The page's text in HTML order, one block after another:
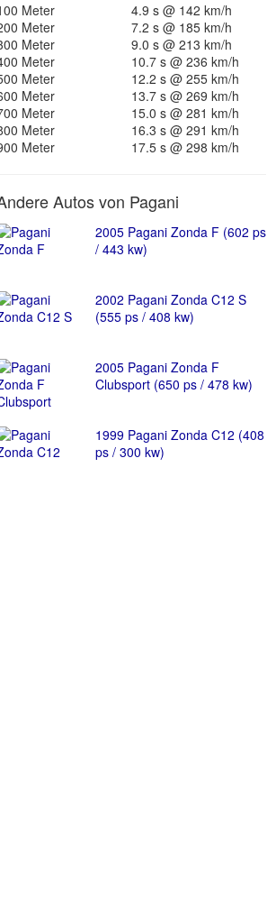
Meter
4.9 s @ 142 km/h
Meter
7.2 s @ 185 km/h
Meter
9.0 s @ 213 km/h
Meter
10.7 s @ 236 km/h
Meter
12.2 s @ 255 km/h
Meter
13.7 s @ 269 km/h
Meter
15.0 s @ 281 km/h
Meter
16.3 s @ 291 km/h
Meter
17.5 s @ 298 km/h
Autos von Pagani
2005 Pagani Zonda F (602 ps
/ 443 kw)
2002 Pagani Zonda C12 S
(555 ps / 408 kw)
2005 Pagani Zonda F
Clubsport (650 ps / 478 kw)
1999 Pagani Zonda C12 (408
ps / 300 kw)